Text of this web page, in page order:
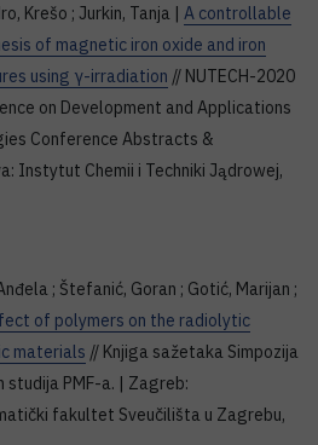
Krešo ; Jurkin, Tanja | A controllable
of magnetic iron oxide and iron
using γ-irradiation // NUTECH-2020
on Development and Applications
Conference Abstracts &
Instytut Chemii i Techniki Jądrowej,
; Štefanić, Goran ; Gotić, Marijan ;
of polymers on the radiolytic
materials // Knjiga sažetaka Simpozija
PMF-a. | Zagreb:
fakultet Sveučilišta u Zagrebu,